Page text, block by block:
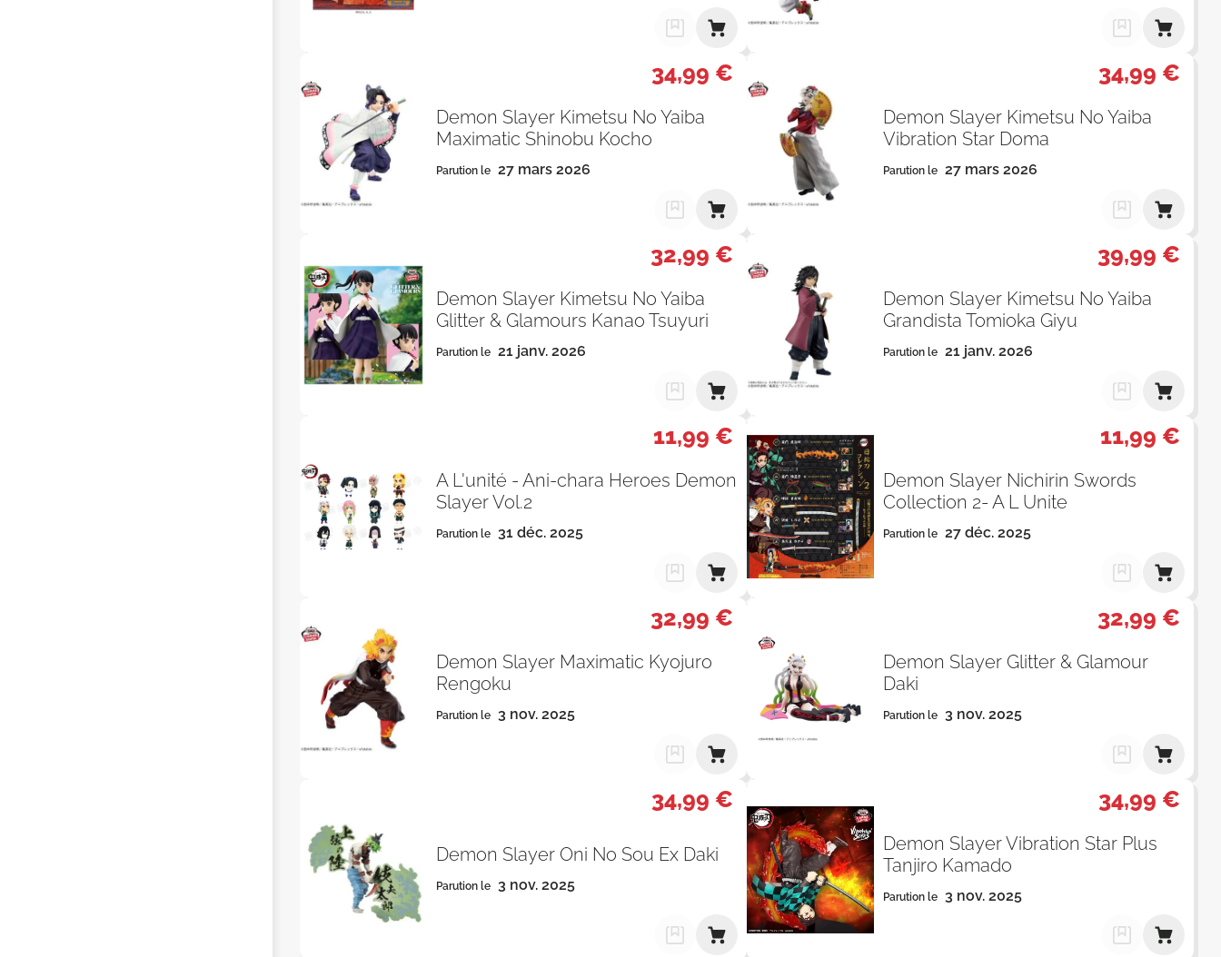
34,99 €
Demon Slayer Kimetsu No Yaiba
Maximatic Shinobu Kocho
Parution le 27 mars 2026
34,99 €
Demon Slayer Kimetsu No Yaiba
Vibration Star Doma
Parution le 27 mars 2026
32,99 €
Demon Slayer Kimetsu No Yaiba
Glitter & Glamours Kanao Tsuyuri
Parution le 21 janv. 2026
39,99 €
Demon Slayer Kimetsu No Yaiba
Grandista Tomioka Giyu
Parution le 21 janv. 2026
11,99 €
A L'unité - Ani-chara Heroes Demon
Slayer Vol.2
Parution le 31 déc. 2025
11,99 €
Demon Slayer Nichirin Swords
Collection 2- A L Unite
Parution le 27 déc. 2025
32,99 €
Demon Slayer Maximatic Kyojuro
Rengoku
Parution le 3 nov. 2025
32,99 €
Demon Slayer Glitter & Glamour
Daki
Parution le 3 nov. 2025
34,99 €
Demon Slayer Oni No Sou Ex Daki
Parution le 3 nov. 2025
34,99 €
Demon Slayer Vibration Star Plus
Tanjiro Kamado
Parution le 3 nov. 2025